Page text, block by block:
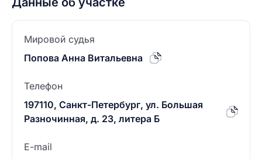
Мировой судья
Попова Анна Витальевна
Телефон
197110, Санкт-Петербург, ул. Большая
Разночинная, д. 23, литера Б
E-mail